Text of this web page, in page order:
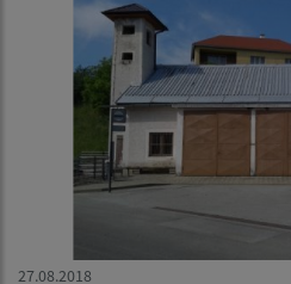
27.08.2018